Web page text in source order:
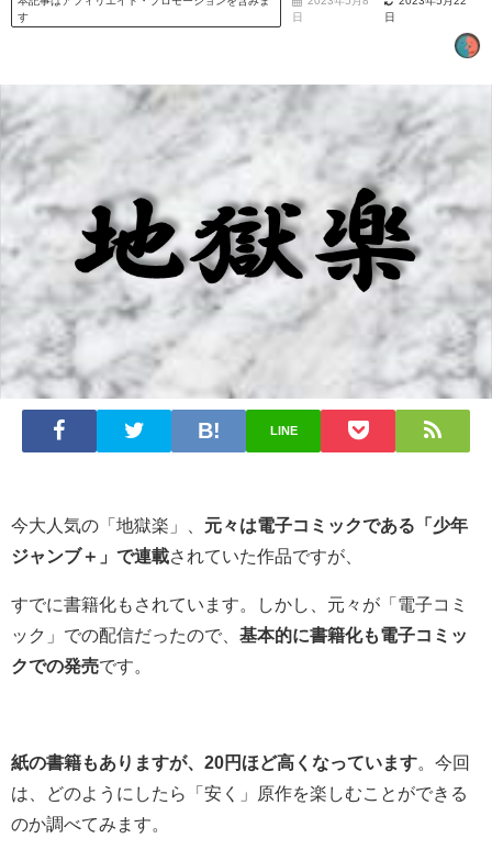
す
日
日
LINE
今大人気の「地獄楽」、 元々は電子コミックである「少年
ジャンブ＋」で連載されていた作品ですが、
すでに書籍化もされています。しかし、元々が「電子コミ
ック」での配信だったので、 基本的に書籍化も電子コミッ
クでの発売です。
紙の書籍もありますが、20円ほど高くなっています 。今回
は、どのようにしたら「安く」原作を楽しむことができる
のか調べてみます。